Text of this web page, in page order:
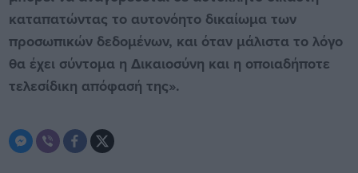
καταπατώντας το αυτονόητο δικαίωμα των
προσωπικών δεδομένων, και όταν μάλιστα το λόγο
θα έχει σύντομα η Δικαιοσύνη και η οποιαδήποτε
τελεσίδικη απόφασή της».